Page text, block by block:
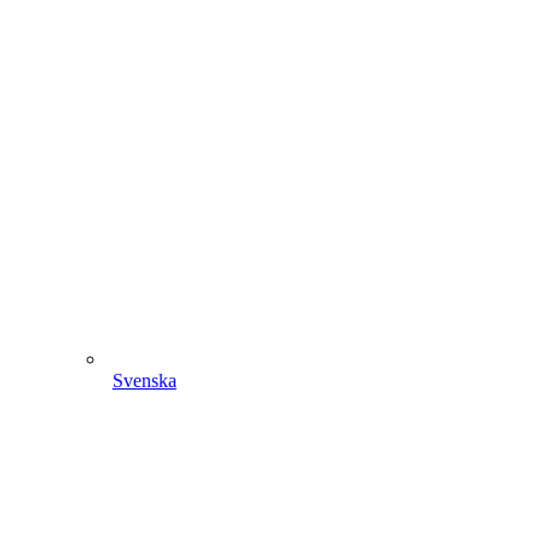
Svenska